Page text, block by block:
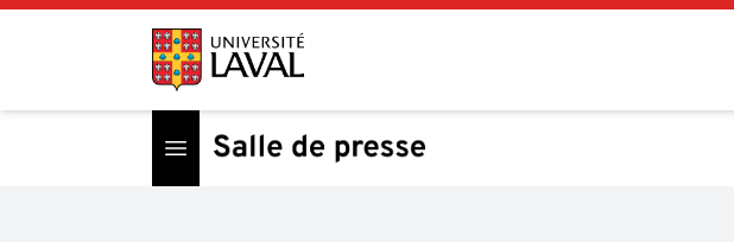
Open menu